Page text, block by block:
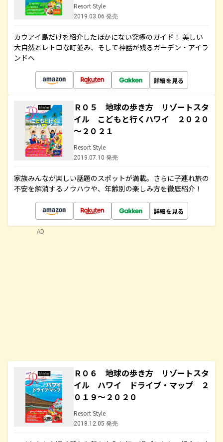
Resort Style
2019.03.06 発売
カウアイ島だけを紹介したほかにない究極のガイド！ 美しい
大自然とレトロな町並み、そして神話が残るガーデン・アイラ
ンドへ
詳細を見る
Ｒ０５ 地球の歩き方 リゾートスタ
イル こどもと行くハワイ ２０２０
～２０２１
Resort Style
2019.07.10 発売
家族みんなが楽しい話題のスポットが満載。さらに子連れ旅の
不安を解消するノウハウや、年齢別の楽しみ方を徹底紹介！
詳細を見る
Ｒ０６ 地球の歩き方 リゾートスタ
イル ハワイ ドライブ・マップ ２
０１９～２０２０
Resort Style
2018.12.05 発売
AD